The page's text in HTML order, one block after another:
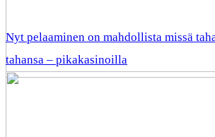
Nyt pelaaminen on mahdollista missä
tahansa – pikakasinoilla